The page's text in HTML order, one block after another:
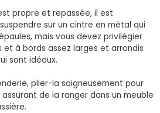
propre et repassée, il est
sur un cintre en métal qui
mais vous devez privilégier
à bords assez larges et arrondis
sont idéaux.
plier-la soigneusement pour
de la ranger dans un meuble